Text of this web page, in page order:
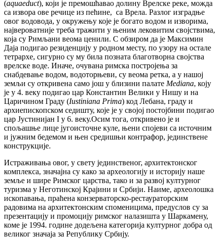
(aquaeduct), који је премошћавао долину Врелске реке, можда
са извора ове речице из пећине, са Врела. Разлог изградње
овог водоводa, у окружењу које је богато водом и изворима,
највероватније треба тражити у њеним лековитим својствима,
која су Римљани веома ценили. С обзиром да је Максимин
Даја подигао резиденцију у родном месту, по узору на остале
тетрархе, сигурно су му била позната благотворна својства
врелске воде. Иначе, очувана римска постројења за
снабдевање водом, водоторњеви, су веома ретка, а у нашој
земљи су откривена само још у близини палате Mediana, коју
је у 4. веку подигао цар Константин Велики у Нишу и на
Царичином Граду (Iustiniana Prima) код Лебана, граду и
архиепископском седишту, које је у својој постојбини подигао
цар Јустинијан I у 6. веку.Осим тога, откривено је и
спољашње лице југоисточне куле, њени спојеви са источним
и јужним бедемом и њен средишњи контрафор, јединствене
конструкције.
Истраживања овог, у свету јединственог, архитектонског
комплекса, значајна су како за археологију и историју наше
земље и шире Римског царства, тако и за развој културног
туризма у Неготинској Крајини и Србији. Наиме, археолошка
ископавања, праћена конзерваторско-рестаураторским
радовима на архитектонским споменицима, предуслов су за
презентацију и промоцију римског налазишта у Шаркамену,
коме је 1994. године додељена категорија културног добра од
великог значаја за Републику Србију.